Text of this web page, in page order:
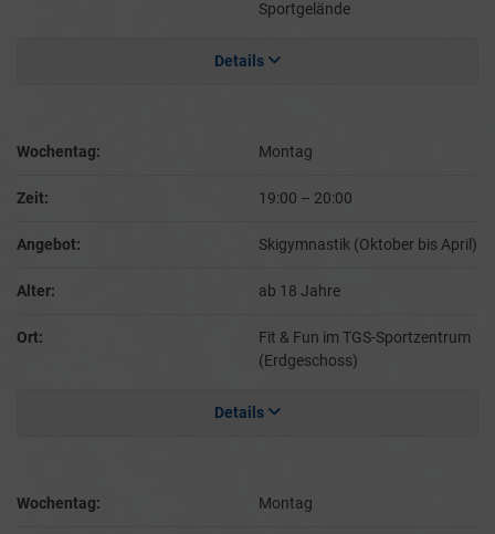
Sportgelände
Details
Wochentag: Montag
Zeit: 19:00 – 20:00
Angebot: Skigymnastik (Oktober bis April)
Alter: ab 18 Jahre
Ort:
Fit & Fun im TGS-Sportzentrum
(Erdgeschoss)
Details
Wochentag: Montag